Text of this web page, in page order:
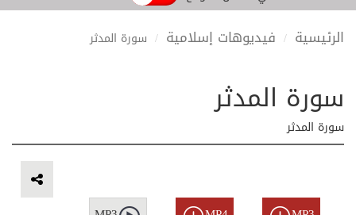
الرئيسية فيديوهات إسلامية سورة المدثر
سورة المدثر
سورة المدثر